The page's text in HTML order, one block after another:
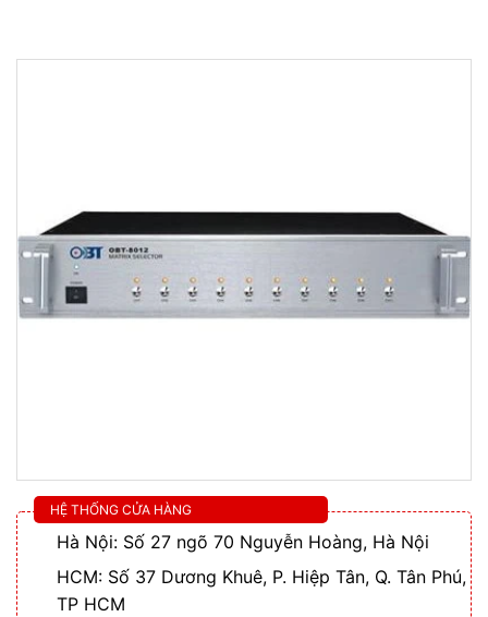
HỆ THỐNG CỬA HÀNG
Hà Nội: Số 27 ngõ 70 Nguyễn Hoàng, Hà Nội
HCM: Số 37 Dương Khuê, P. Hiệp Tân, Q. Tân Phú,
TP HCM